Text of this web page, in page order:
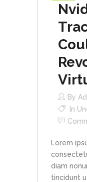
By
In
Lorem
diam
tincidunt